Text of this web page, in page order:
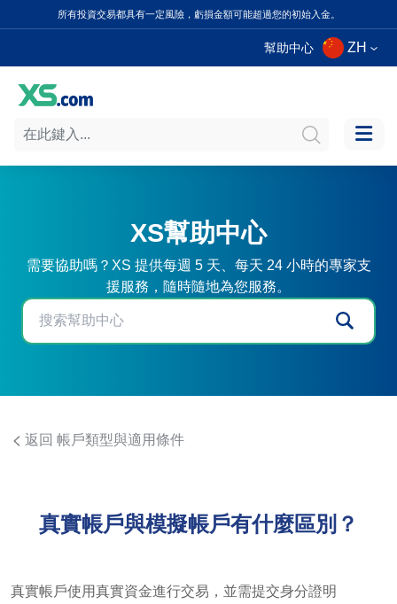
所有投資交易都具有一定風險，虧損金額可能超過您的初始入金。
幫助中心 ZH
XS幫助中心
需要協助嗎？XS 提供每週 5 天、每天 24 小時的專家支
援服務，隨時隨地為您服務。
返回 帳戶類型與適用條件
真實帳戶與模擬帳戶有什麼區別？
真實帳戶使用真實資金進行交易，並需提交身分證明